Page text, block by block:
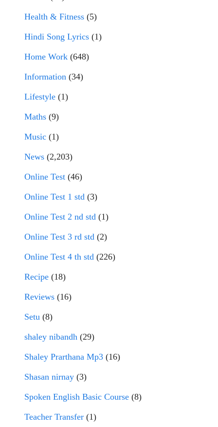
Health & Fitness (5)
Hindi Song Lyrics (1)
Home Work (648)
Information (34)
Lifestyle (1)
Maths (9)
Music (1)
News (2,203)
Online Test (46)
Online Test 1 std (3)
Online Test 2 nd std (1)
Online Test 3 rd std (2)
Online Test 4 th std (226)
Recipe (18)
Reviews (16)
Setu (8)
shaley nibandh (29)
Shaley Prarthana Mp3 (16)
Shasan nirnay (3)
Spoken English Basic Course (8)
Teacher Transfer (1)